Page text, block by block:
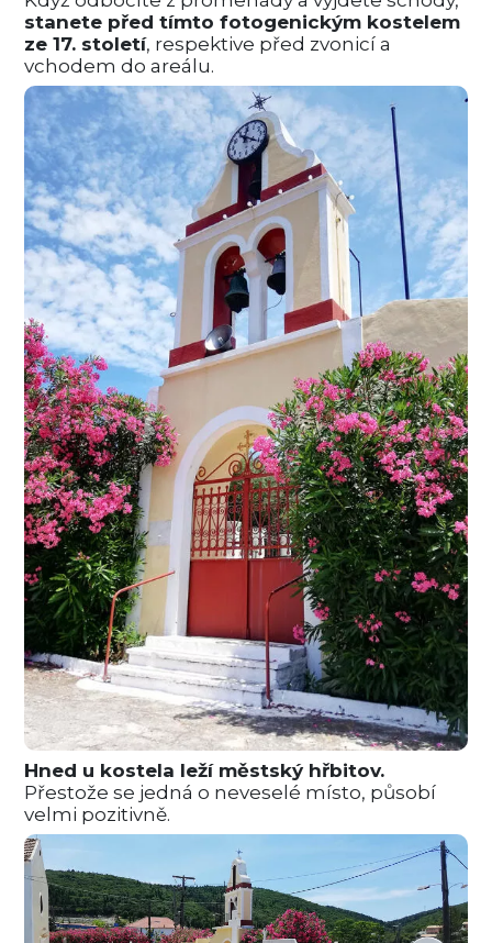
stanete před tímto fotogenickým kostelem
ze 17. století, respektive před zvonicí a
vchodem do areálu.
Hned u kostela leží městský hřbitov.
Přestože se jedná o neveselé místo, působí
velmi pozitivně.